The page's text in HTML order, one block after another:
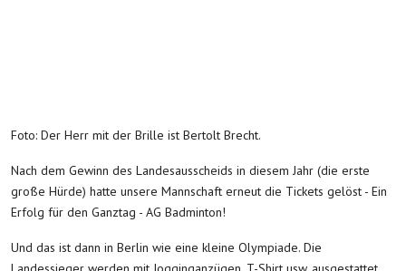
Foto: Der Herr mit der Brille ist Bertolt Brecht.
Nach dem Gewinn des Landesausscheids in diesem Jahr (die erste
große Hürde) hatte unsere Mannschaft erneut die Tickets gelöst - Ein
Erfolg für den Ganztag - AG Badminton!
Und das ist dann in Berlin wie eine kleine Olympiade. Die